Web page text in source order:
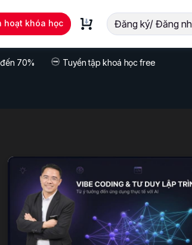
hoạt khóa học Đăng ký/ Đăng
70% Tuyển tập khoá học free